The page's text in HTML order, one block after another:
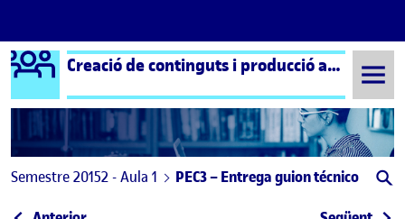
Saltar al contingut
Logo Ágora Creació de continguts i producció audiovisual aula 1
Semestre 20152 - Aula 1 PEC3 – Entrega guion técnico